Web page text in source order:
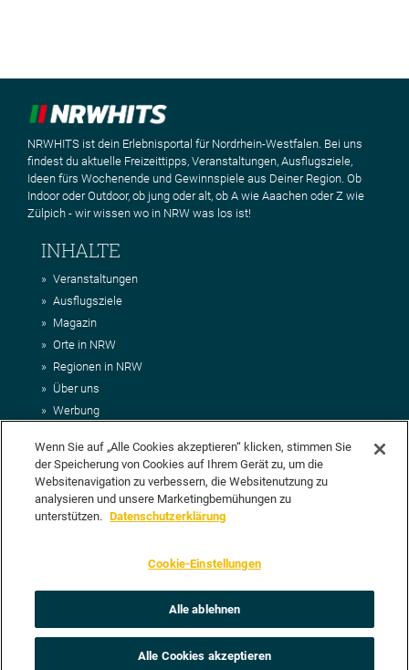
NRWHITS ist dein Erlebnisportal für Nordrhein-Westfalen. Bei uns
findest du aktuelle Freizeittipps, Veranstaltungen, Ausflugsziele,
Ideen fürs Wochenende und Gewinnspiele aus Deiner Region. Ob
Indoor oder Outdoor, ob jung oder alt, ob A wie Aaachen oder Z wie
Zülpich - wir wissen wo in NRW was los ist!
INHALTE
Veranstaltungen
Ausflugsziele
Magazin
Orte in NRW
Regionen in NRW
Über uns
Werbung
Impressum
AGB
Datenschutz
DEIN VORSCHLAG FÜR NRWHITS
vorschlagen? Klasse, dann nutze doch einfach
Unsere Redaktion wird Deinen Vorschlag dann so schnell wie
Wenn Sie auf „Alle Cookies akzeptieren“ klicken, stimmen Sie
der Speicherung von Cookies auf Ihrem Gerät zu, um die
Websitenavigation zu verbessern, die Websitenutzung zu
analysieren und unsere Marketingbemühungen zu
unterstützen. Datenschutzerklärung
Cookie-Einstellungen
Alle ablehnen
Alle Cookies akzeptieren